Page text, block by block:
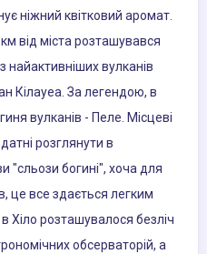
ніжний квітковий аромат.
від міста розташувався
найактивніших вулканів
Кілауеа. За легендою, в
вулканів - Пеле. Місцеві
розглянути в
"сльози богині", хоча для
це все здається легким
Хіло розташувалося безліч
обсерваторій, а